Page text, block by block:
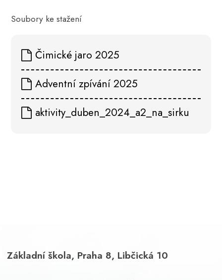
Soubory ke stažení
Čimické jaro 2025
Adventní zpívání 2025
aktivity_duben_2024_a2_na_sirku
Základní škola, Praha 8, Libčická 10